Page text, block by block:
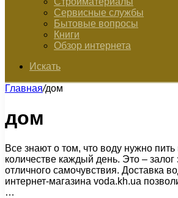
Сервисные службы
Бытовые вопросы
Книги
Обзор интернета
Искать
Главная/дом
дом
Все знают о том, что воду нужно пить
количестве каждый день. Это – залог
отличного самочувствия. Доставка
интернет-магазина voda.kh.ua
…